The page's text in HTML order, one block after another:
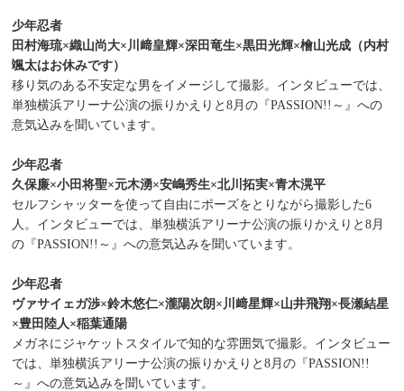
少年忍者
田村海琉×織山尚大×川﨑皇輝×深田竜生×黒田光輝×檜山光成（内村
颯太はお休みです）
移り気のある不安定な男をイメージして撮影。インタビューでは、
単独横浜アリーナ公演の振りかえりと8月の『PASSION!!～』への
意気込みを聞いています。
少年忍者
久保廉×小田将聖×元木湧×安嶋秀生×北川拓実×青木滉平
セルフシャッターを使って自由にポーズをとりながら撮影した6
人。インタビューでは、単独横浜アリーナ公演の振りかえりと8月
の『PASSION!!～』への意気込みを聞いています。
少年忍者
ヴァサイェガ渉×鈴木悠仁×瀧陽次朗×川﨑星輝×山井飛翔×長瀬結星
×豊田陸人×稲葉通陽
メガネにジャケットスタイルで知的な雰囲気で撮影。インタビュー
では、単独横浜アリーナ公演の振りかえりと8月の『PASSION!!
～』への意気込みを聞いています。